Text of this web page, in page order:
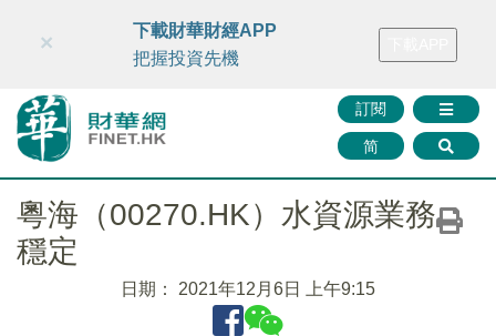
財華智庫網 FINTV FINMETA 財華證券 媒體矩陣
訂閱
简
×
下載財華財經APP
把握投資先機
粵海（00270.HK）水資源業務
穩定
日期： 2021年12月6日 上午9:15